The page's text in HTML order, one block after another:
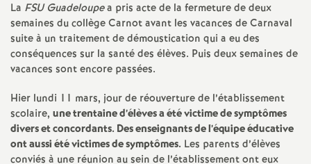
i
o
n
a
La FSU Guadeloupea pris acte de la fermeture de deux
semaines du collège Carnot avant les vacances de Carnaval
suite à un traitement de démoustication qui a eu des
conséquences sur la santé des élèves. Puis deux semaines de
vacances sont encore passées.
Hier lundi 11 mars, jour de réouverture de l’établissement
scolaire, une trentaine d’élèves a été victime de symptômes
divers et concordants. Des enseignants de l’équipe éducative
ont aussi été victimes de symptômes. Les parents d’élèves
conviés à une réunion au sein de l’établissement ont eux